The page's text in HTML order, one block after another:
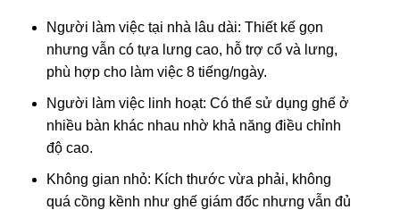
Người làm việc tại nhà lâu dài: Thiết kế gọn
nhưng vẫn có tựa lưng cao, hỗ trợ cổ và lưng,
phù hợp cho làm việc 8 tiếng/ngày.
Người làm việc linh hoạt: Có thể sử dụng ghế ở
nhiều bàn khác nhau nhờ khả năng điều chỉnh
độ cao.
Không gian nhỏ: Kích thước vừa phải, không
quá cồng kềnh như ghế giám đốc nhưng vẫn đủ